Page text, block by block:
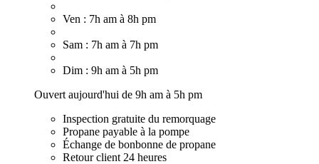
Ven : 7h am à 8h pm
Sam : 7h am à 7h pm
Dim : 9h am à 5h pm
Ouvert aujourd'hui de 9h am à 5h pm
Inspection gratuite du remorquage
Propane payable à la pompe
Échange de bonbonne de propane
Retour client 24 heures